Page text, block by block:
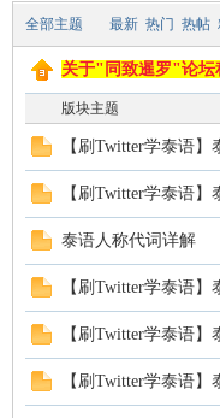
致
全部主题 最新 热门 热帖
关于"同致暹罗"论坛
版块主题
【刷Twitter学泰语
【刷Twitter学泰语
泰语人称代词详解
【刷Twitter学泰语
【刷Twitter学泰语
【刷Twitter学泰语